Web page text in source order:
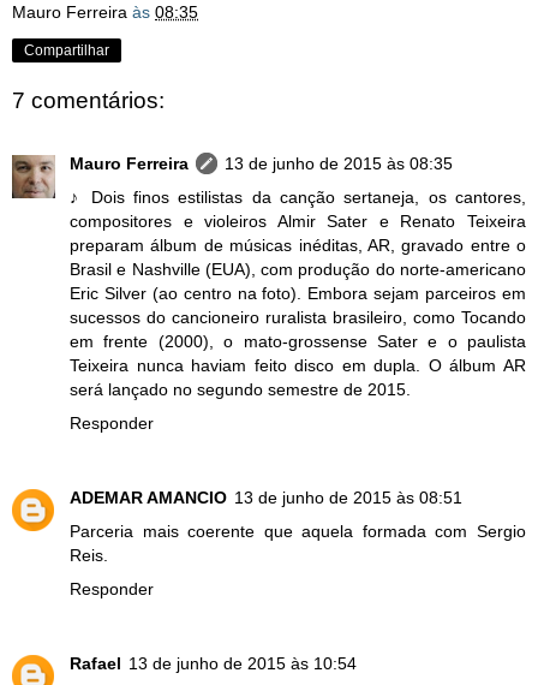
Mauro Ferreira às 08:35
Compartilhar
7 comentários:
Mauro Ferreira
13 de junho de 2015 às 08:35
♪ Dois finos estilistas da canção sertaneja, os cantores,
compositores e violeiros Almir Sater e Renato Teixeira
preparam álbum de músicas inéditas, AR, gravado entre o
Brasil e Nashville (EUA), com produção do norte-americano
Eric Silver (ao centro na foto). Embora sejam parceiros em
sucessos do cancioneiro ruralista brasileiro, como Tocando
em frente (2000), o mato-grossense Sater e o paulista
Teixeira nunca haviam feito disco em dupla. O álbum AR
será lançado no segundo semestre de 2015.
Responder
ADEMAR AMANCIO 13 de junho de 2015 às 08:51
Parceria mais coerente que aquela formada com Sergio
Reis.
Responder
Rafael 13 de junho de 2015 às 10:54